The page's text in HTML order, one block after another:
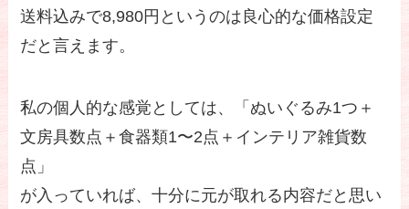
送料込みで8,980円というのは良心的な価格設定
だと言えます。
私の個人的な感覚としては、「ぬいぐるみ1つ＋
文房具数点＋食器類1〜2点＋インテリア雑貨数
点」
が入っていれば、十分に元が取れる内容だと思い